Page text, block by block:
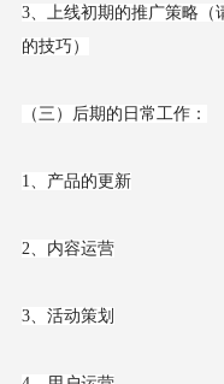
3、上线初期的推广策略（
的技巧）
（三）后期的日常工作：
1、产品的更新
2、内容运营
3、活动策划